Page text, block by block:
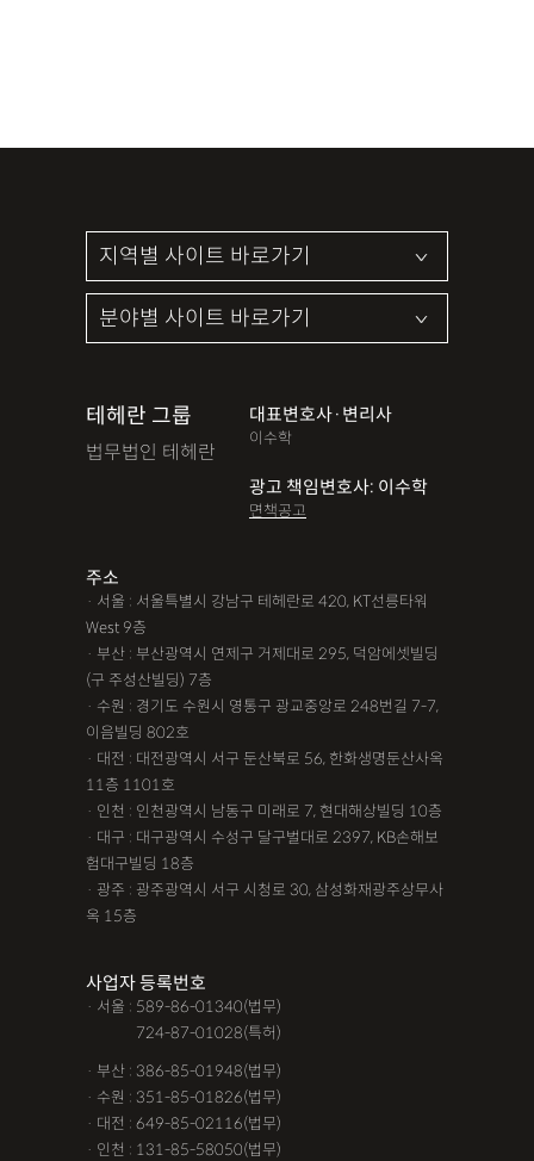
테헤란 그룹
법무법인 테헤란
대표변호사·변리사
이수학
광고 책임변호사: 이수학
면책공고
주소
· 서울 : 서울특별시 강남구 테헤란로 420, KT선릉타워
West 9층
· 부산 : 부산광역시 연제구 거제대로 295, 덕암에셋빌딩
(구 주성산빌딩) 7층
· 수원 : 경기도 수원시 영통구 광교중앙로 248번길 7-7,
이음빌딩 802호
· 대전 : 대전광역시 서구 둔산북로 56, 한화생명둔산사옥
11층 1101호
· 인천 : 인천광역시 남동구 미래로 7, 현대해상빌딩 10층
· 대구 : 대구광역시 수성구 달구벌대로 2397, KB손해보
험대구빌딩 18층
· 광주 : 광주광역시 서구 시청로 30, 삼성화재광주상무사
옥 15층
사업자 등록번호
· 서울 : 589-86-01340(법무)
724-87-01028(특허)
· 부산 : 386-85-01948(법무)
· 수원 : 351-85-01826(법무)
· 대전 : 649-85-02116(법무)
· 인천 : 131-85-58050(법무)